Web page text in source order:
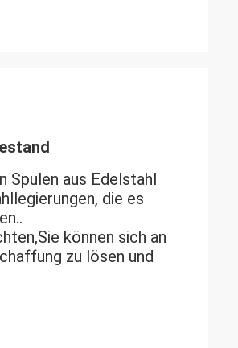
Spulen aus Edelstahl
die es
können sich an
zu lösen und